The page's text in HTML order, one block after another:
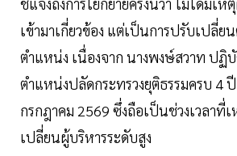
เข้ามาเกี่ยวข้อง แต่เป็นการปรับเปลี่ยน
ตำแหน่ง เนื่องจาก นางพงษ์สวาท ปฏิ
ตำแหน่งปลัดกระทรวงยุติธรรมครบ 4
กรกฎาคม 2569 ซึ่งถือเป็นช่วงเวลาที่
เปลี่ยนผู้บริหารระดับสูง